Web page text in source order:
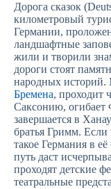
Дорога сказок
километровый
Германии,
ландшафтные
жили и творили
дороги стоят
народных историй.
Бремена, проходит
Саксонию, огибает
завершается в
братья Гримм. Если
такое Германия в
путь даст
проходят детские
театральные